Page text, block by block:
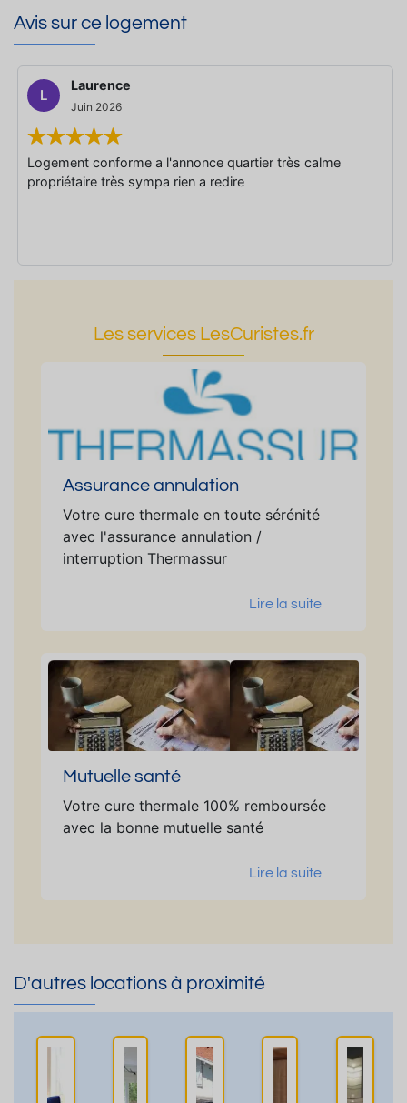
Avis sur ce logement
L
Laurence
Juin 2026
Logement conforme a l'annonce quartier très calme
propriétaire très sympa rien a redire
Les services LesCuristes.fr
Assurance annulation
Votre cure thermale en toute sérénité
avec l'assurance annulation /
interruption Thermassur
Lire la suite
Mutuelle santé
Votre cure thermale 100% remboursée
avec la bonne mutuelle santé
Lire la suite
D'autres locations à proximité